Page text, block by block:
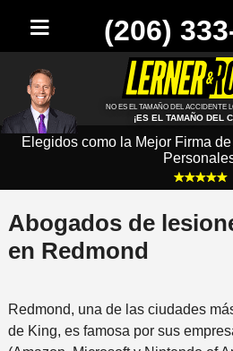
(206)
NO ES EL TAMAÑO DEL ACCIDENTE
¡ES EL TAMAÑO DEL
Elegidos como la Mejor Firma
Abogados de
en Redmond
Redmond, una de las ciudades
de King, es famosa por sus